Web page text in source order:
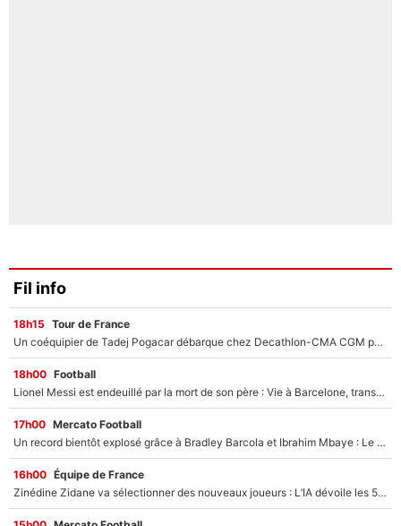
Fil info
18h15 Tour de France
Un coéquipier de Tadej Pogacar débarque chez Decathlon-CMA CGM pour épauler Paul Seixas : «Mes meilleures années sont à venir»
18h00 Football
Lionel Messi est endeuillé par la mort de son père : Vie à Barcelone, transfert au PSG... voilà comment Jorge Messi a joué un rôle essentiel dans sa carrière !
17h00 Mercato Football
Un record bientôt explosé grâce à Bradley Barcola et Ibrahim Mbaye : Le PSG sur le point de réaliser un mercato historique ?
16h00 Équipe de France
Zinédine Zidane va sélectionner des nouveaux joueurs : L’IA dévoile les 5 cracks qui pourraient rapidement le rejoindre en équipe de France !